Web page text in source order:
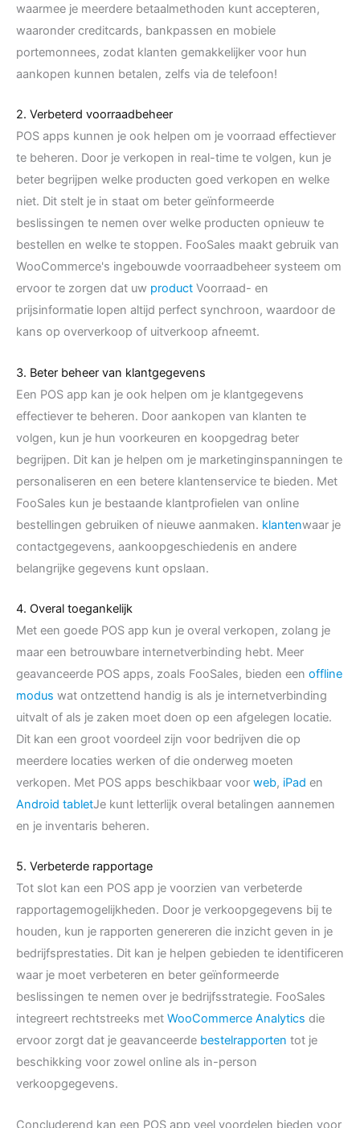
waarmee je meerdere betaalmethoden kunt accepteren,
waaronder creditcards, bankpassen en mobiele
portemonnees, zodat klanten gemakkelijker voor hun
aankopen kunnen betalen, zelfs via de telefoon!
2. Verbeterd voorraadbeheer
POS apps kunnen je ook helpen om je voorraad effectiever
te beheren. Door je verkopen in real-time te volgen, kun je
beter begrijpen welke producten goed verkopen en welke
niet. Dit stelt je in staat om beter geïnformeerde
beslissingen te nemen over welke producten opnieuw te
bestellen en welke te stoppen. FooSales maakt gebruik van
WooCommerce's ingebouwde voorraadbeheer systeem om
ervoor te zorgen dat uw product Voorraad- en
prijsinformatie lopen altijd perfect synchroon, waardoor de
kans op oververkoop of uitverkoop afneemt.
3. Beter beheer van klantgegevens
Een POS app kan je ook helpen om je klantgegevens
effectiever te beheren. Door aankopen van klanten te
volgen, kun je hun voorkeuren en koopgedrag beter
begrijpen. Dit kan je helpen om je marketinginspanningen te
personaliseren en een betere klantenservice te bieden. Met
FooSales kun je bestaande klantprofielen van online
bestellingen gebruiken of nieuwe aanmaken. klantenwaar je
contactgegevens, aankoopgeschiedenis en andere
belangrijke gegevens kunt opslaan.
4. Overal toegankelijk
Met een goede POS app kun je overal verkopen, zolang je
maar een betrouwbare internetverbinding hebt. Meer
geavanceerde POS apps, zoals FooSales, bieden een offline
modus wat ontzettend handig is als je internetverbinding
uitvalt of als je zaken moet doen op een afgelegen locatie.
Dit kan een groot voordeel zijn voor bedrijven die op
meerdere locaties werken of die onderweg moeten
verkopen. Met POS apps beschikbaar voor web, iPad en
Android tabletJe kunt letterlijk overal betalingen aannemen
en je inventaris beheren.
5. Verbeterde rapportage
Tot slot kan een POS app je voorzien van verbeterde
rapportagemogelijkheden. Door je verkoopgegevens bij te
houden, kun je rapporten genereren die inzicht geven in je
bedrijfsprestaties. Dit kan je helpen gebieden te identificeren
waar je moet verbeteren en beter geïnformeerde
beslissingen te nemen over je bedrijfsstrategie. FooSales
integreert rechtstreeks met WooCommerce Analytics die
ervoor zorgt dat je geavanceerde bestelrapporten tot je
beschikking voor zowel online als in-person
verkoopgegevens.
Concluderend kan een POS app veel voordelen bieden voor